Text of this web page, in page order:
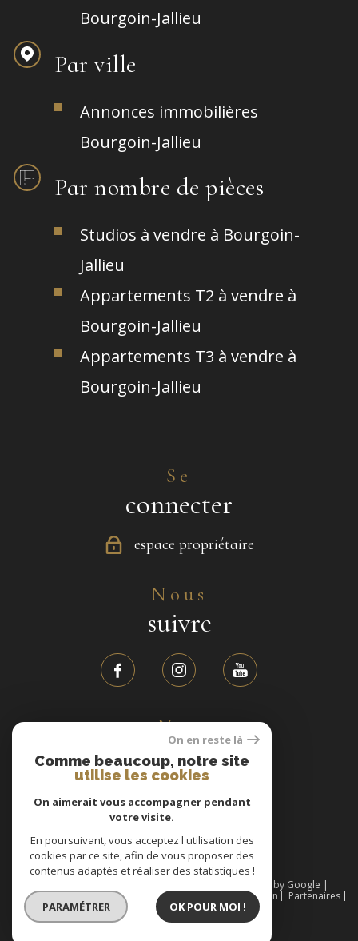
Bourgoin-Jallieu
Par ville
Annonces immobilières
Bourgoin-Jallieu
Par nombre de pièces
Studios à vendre à Bourgoin-
Jallieu
Appartements T2 à vendre à
Bourgoin-Jallieu
Appartements T3 à vendre à
Bourgoin-Jallieu
Se
connecter
espace propriétaire
Nous
suivre
Nos
avis clients
31 avis
© 2026 | Tous droits réservés | Traduction powered by Google |
Nos honoraires
Plan du site Mentions légales Admin
Partenaires
Politique RGPD
Cookies
On en reste là
Comme beaucoup, notre site
utilise les cookies
On aimerait vous accompagner pendant
votre visite.
En poursuivant, vous acceptez l'utilisation des
cookies par ce site, afin de vous proposer des
contenus adaptés et réaliser des statistiques !
PARAMÉTRER OK POUR MOI !